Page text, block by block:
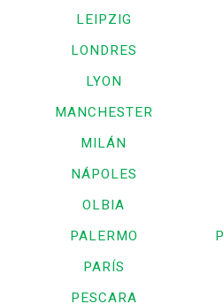
LEIPZIG
LONDRES
LYON
MANCHESTER
MILÁN
NÁPOLES
OLBIA
PALERMO
PARÍS
PESCARA